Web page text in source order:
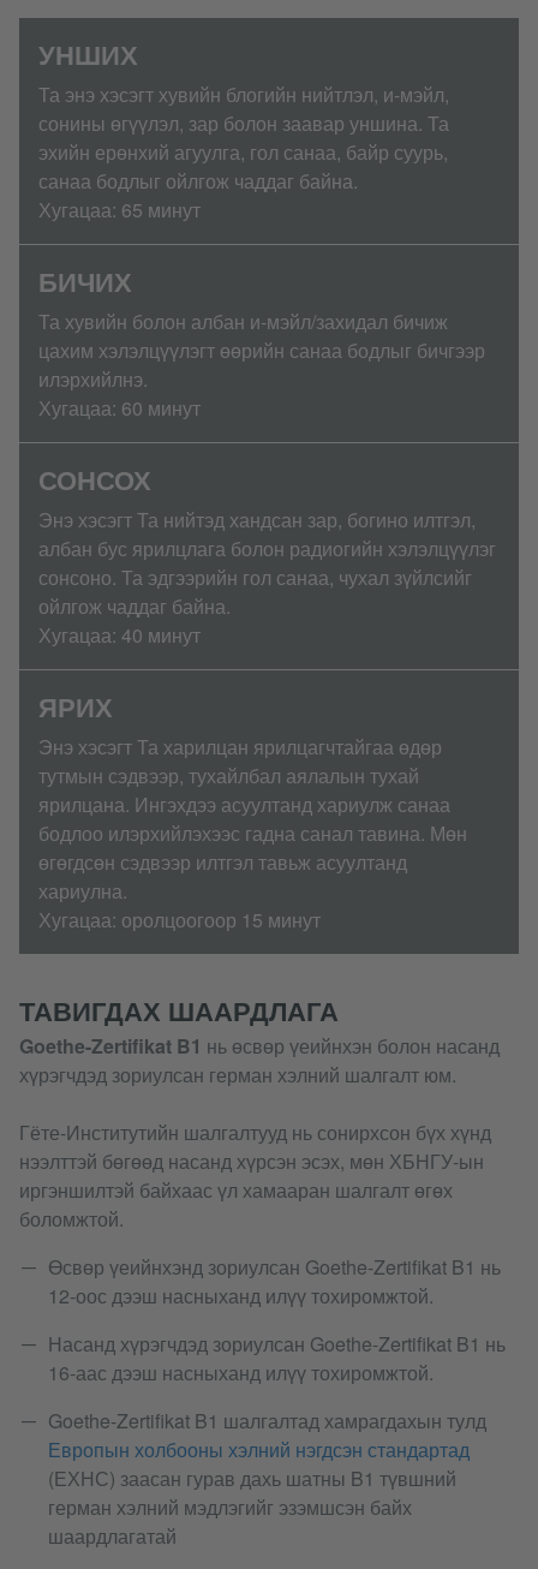
УНШИХ
Та энэ хэсэгт хувийн блогийн нийтлэл, и-мэйл,
сонины өгүүлэл, зар болон заавар уншина. Та
эхийн ерөнхий агуулга, гол санаа, байр суурь,
санаа бодлыг ойлгож чаддаг байна.
Хугацаа: 65 минут
БИЧИХ
Та хувийн болон албан и-мэйл/захидал бичиж
цахим хэлэлцүүлэгт өөрийн санаа бодлыг бичгээр
илэрхийлнэ.
Хугацаа: 60 минут
СОНСОХ
Энэ хэсэгт Та нийтэд хандсан зар, богино илтгэл,
албан бус ярилцлага болон радиогийн хэлэлцүүлэг
сонсоно. Та эдгээрийн гол санаа, чухал зүйлсийг
ойлгож чаддаг байна.
Хугацаа: 40 минут
ЯРИХ
Энэ хэсэгт Та харилцан ярилцагчтайгаа өдөр
тутмын сэдвээр, тухайлбал аялалын тухай
ярилцана. Ингэхдээ асуултанд хариулж санаа
бодлоо илэрхийлэхээс гадна санал тавина. Мөн
өгөгдсөн сэдвээр илтгэл тавьж асуултанд
хариулна.
Хугацаа: оролцоогоор 15 минут
ТАВИГДАХ ШААРДЛАГА
Goethe-Zertifikat B1 нь өсвөр үеийнхэн болон насанд
хүрэгчдэд зориулсан герман хэлний шалгалт юм.
Гёте-Институтийн шалгалтууд нь сонирхсон бүх хүнд
нээлттэй бөгөөд насанд хүрсэн эсэх, мөн ХБНГУ-ын
иргэншилтэй байхаас үл хамааран шалгалт өгөх
боломжтой.
Өсвөр үеийнхэнд зориулсан Goethe-Zertifikat B1 нь
12-оос дээш насныханд илүү тохиромжтой.
Насанд хүрэгчдэд зориулсан Goethe-Zertifikat B1 нь
16-аас дээш насныханд илүү тохиромжтой.
Goethe-Zertifikat B1 шалгалтад хамрагдахын тулд
Европын холбооны хэлний нэгдсэн стандартад
(ЕХНС) заасан гурав дахь шатны B1 түвшний
герман хэлний мэдлэгийг эзэмшсэн байх
шаардлагатай